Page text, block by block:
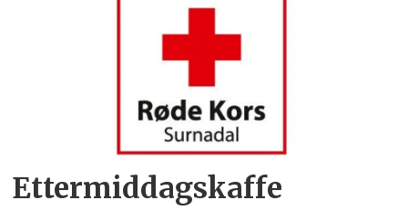
Ettermiddagskaffe